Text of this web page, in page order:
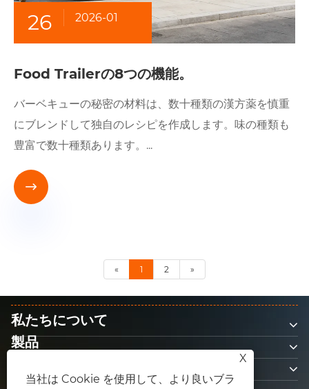
26 2026-01
Food Trailerの8つの機能。
バーベキューの秘密の材料は、数十種類の漢方薬を慎重
にブレンドして独自のレシピを作成します。味の種類も
豊富で数十種類あります。...

« 1 2 »
私たちについて
製品
X
当社は Cookie を使用して、より良いブラ